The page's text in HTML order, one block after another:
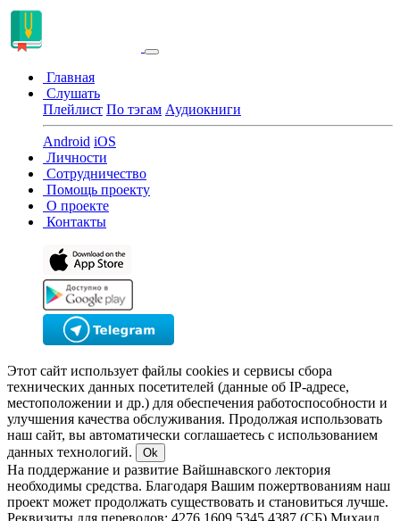
Главная
Слушать
Плейлист По тэгам Аудиокниги
Android iOS
Личности
Сотрудничество
Помощь проекту
О проекте
Контакты
Этот сайт использует файлы cookies и сервисы сбора
технических данных посетителей (данные об IP-адресе,
местоположении и др.) для обеспечения работоспособности и
улучшения качества обслуживания. Продолжая использовать
наш сайт, вы автоматически соглашаетесь с использованием
данных технологий.
Ok
На поддержание и развитие Вайшнавского лектория
необходимы средства. Благодаря Вашим пожертвованиям наш
проект может продолжать существовать и становиться лучше.
Реквизиты для переводов: 4276 1609 5345 4387 (СБ) Михаил